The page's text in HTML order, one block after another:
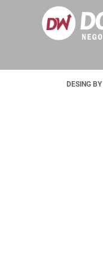
DESING BY